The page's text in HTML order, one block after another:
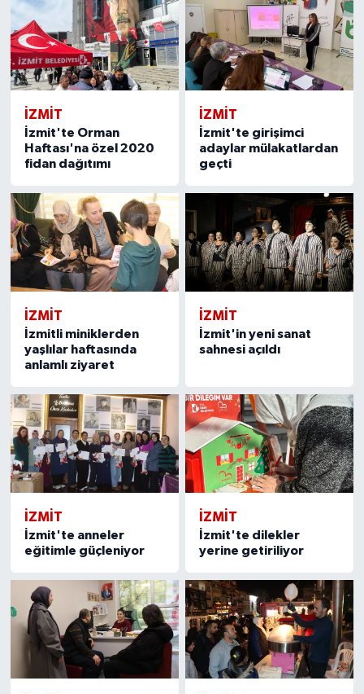
İZMİT
İzmit'te Orman
Haftası'na özel 2020
fidan dağıtımı
İZMİT
İzmit'te girişimci
adaylar mülakatlardan
geçti
İZMİT
İzmitli miniklerden
yaşlılar haftasında
anlamlı ziyaret
İZMİT
İzmit'in yeni sanat
sahnesi açıldı
İZMİT
İzmit'te anneler
eğitimle güçleniyor
İZMİT
İzmit'te dilekler
yerine getiriliyor